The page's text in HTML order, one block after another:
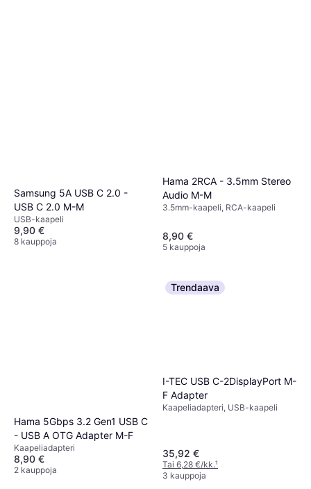
Samsung 5A USB C 2.0 -
USB C 2.0 M-M
USB-kaapeli
9,90 €
8 kauppoja
Hama 2RCA - 3.5mm Stereo
Audio M-M
3.5mm-kaapeli, RCA-kaapeli
8,90 €
5 kauppoja
Hama 5Gbps 3.2 Gen1 USB C
- USB A OTG Adapter M-F
Kaapeliadapteri
8,90 €
2 kauppoja
Trendaava
I-TEC USB C-2DisplayPort M-
F Adapter
Kaapeliadapteri, USB-kaapeli
35,92 €
Tai 6,28 €/kk.¹
3 kauppoja